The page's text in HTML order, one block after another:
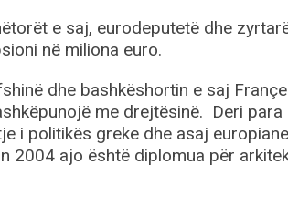
e saj, eurodeputetë dhe
në miliona euro.
dhe bashkëshortin e saj
me drejtësinë. Deri
i politikës greke dhe asaj
2004 ajo është diplomua për